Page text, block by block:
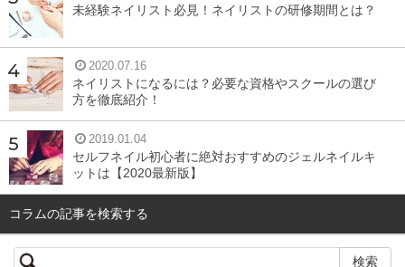
燥が原因で起こるテカリが原因のひとつとして考えられま
す。肌の保湿が不十分で乾燥していると、肌を守るために
皮脂がたくさん分泌されてしまいます。
乾燥肌なのにオイリー肌でもあるという場合は、保湿が足
りないことが原因であることがほとんどです。
しっかりと肌を保湿し、テカリを抑えれば、クッションフ
ァンデが崩れやすいとは感じにくくなるはずです。
パフが汚れている
未経験ネイリスト必見！ネイリストの研修期間とは？
2020.07.16
ネイリストになるには？必要な資格やスクールの選び
方を徹底紹介！
2019.01.04
セルフネイル初心者に絶対おすすめのジェルネイルキ
ットは【2020最新版】
コラムの記事を検索する